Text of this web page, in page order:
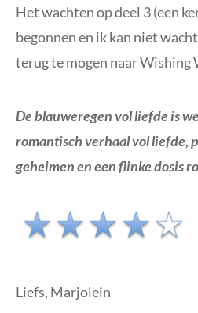
Het wachten op deel 3 (een
begonnen en ik kan niet
terug te mogen naar Wishing
De blauweregen vol liefde is
romantisch verhaal vol liefde,
geheimen en een flinke dosis
Liefs, Marjolein